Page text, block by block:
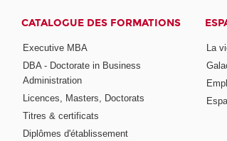
CATALOGUE DES FORMATIONS
Executive MBA
DBA - Doctorate in Business
Administration
Licences, Masters, Doctorats
Titres & certificats
Diplômes d'établissement
La